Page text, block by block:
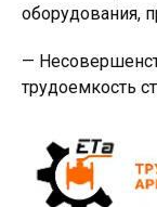
оборудования,
—
трудоемкость